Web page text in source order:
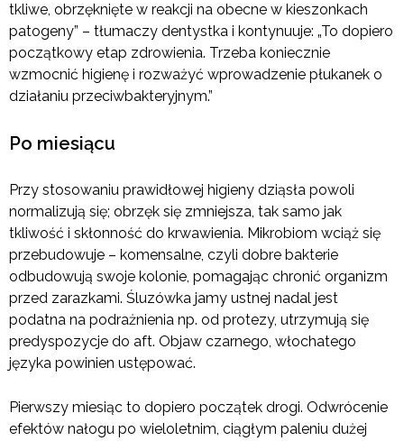
tkliwe, obrzęknięte w reakcji na obecne w kieszonkach
patogeny” – tłumaczy dentystka i kontynuuje: „To dopiero
początkowy etap zdrowienia. Trzeba koniecznie
wzmocnić higienę i rozważyć wprowadzenie płukanek o
działaniu przeciwbakteryjnym.”
Po miesiącu
Przy stosowaniu prawidłowej higieny dziąsła powoli
normalizują się; obrzęk się zmniejsza, tak samo jak
tkliwość i skłonność do krwawienia. Mikrobiom wciąż się
przebudowuje – komensalne, czyli dobre bakterie
odbudowują swoje kolonie, pomagając chronić organizm
przed zarazkami. Śluzówka jamy ustnej nadal jest
podatna na podrażnienia np. od protezy, utrzymują się
predyspozycje do aft. Objaw czarnego, włochatego
języka powinien ustępować.
Pierwszy miesiąc to dopiero początek drogi. Odwrócenie
efektów nałogu po wieloletnim, ciągłym paleniu dużej